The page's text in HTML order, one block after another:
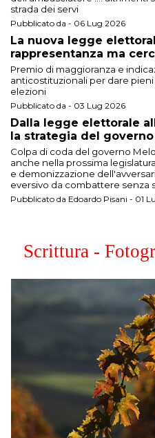
strada dei servi
Pubblicato da - 06 Lug 2026
La nuova legge
rappresentanza ma
Premio di maggioranza e
anticostituzionali per dare
elezioni
Pubblicato da - 03 Lug 2026
Dalla legge elettorale
la strategia del
Colpa di coda del governo
anche nella prossima
e demonizzazione
eversivo da combattere senza
Pubblicato da Edoardo Pisani - 01
Scrittura -